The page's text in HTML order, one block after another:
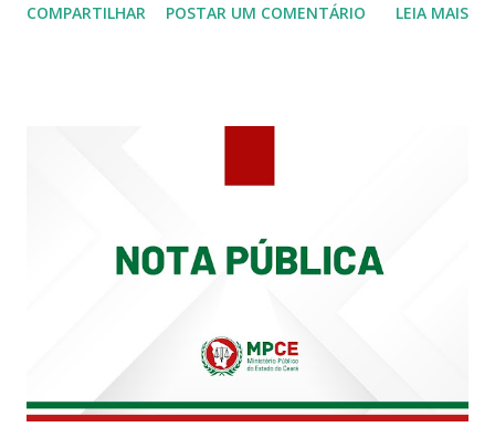
Siqueira Amorim faleceu em 28 de fevereiro e encerrou a
COMPARTILHAR POSTAR UM COMENTÁRIO LEIA MAIS